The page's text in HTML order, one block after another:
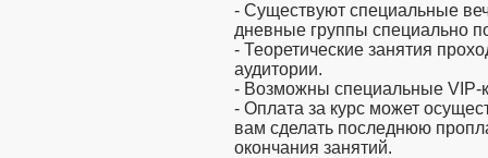
- Существуют специальные
дневные группы специально
- Теоретические занятия
аудитории.
- Возможны специальные VIP-
- Оплата за курс может
вам сделать последнюю
окончания занятий.